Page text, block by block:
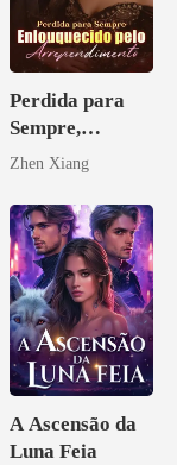
Perdida para
Sempre,
Enlouquecido
Arrependiment
o
Zhen Xiang
A Ascensão da
Luna Feia